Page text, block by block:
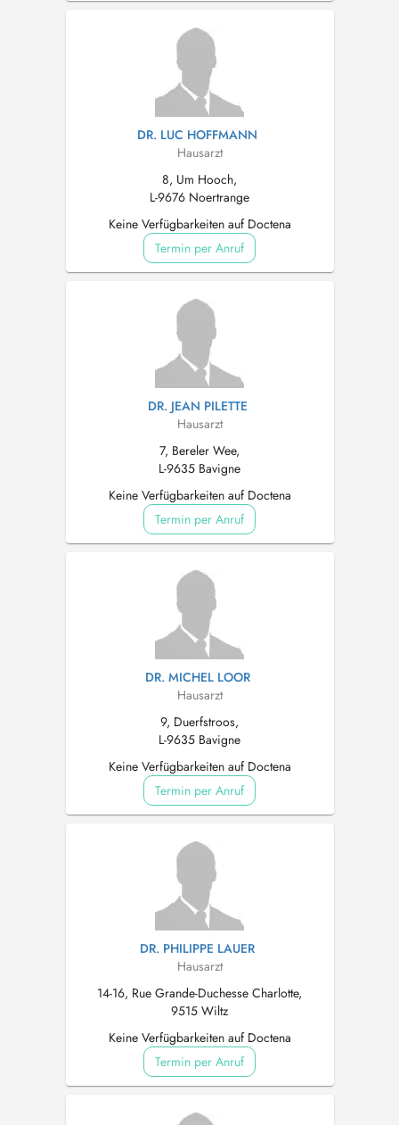
DR. LUC HOFFMANN
Hausarzt
8, Um Hooch,
L-9676 Noertrange
Keine Verfügbarkeiten auf Doctena
Termin per Anruf
DR. JEAN PILETTE
Hausarzt
7, Bereler Wee,
L-9635 Bavigne
Keine Verfügbarkeiten auf Doctena
Termin per Anruf
DR. MICHEL LOOR
Hausarzt
9, Duerfstroos,
L-9635 Bavigne
Keine Verfügbarkeiten auf Doctena
Termin per Anruf
DR. PHILIPPE LAUER
Hausarzt
14-16, Rue Grande-Duchesse Charlotte,
9515 Wiltz
Keine Verfügbarkeiten auf Doctena
Termin per Anruf